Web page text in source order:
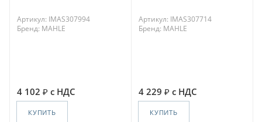
Артикул: IMAS307994
Бренд: MAHLE
4 102 с НДС
КУПИТЬ
Артикул: IMAS307714
Бренд: MAHLE
4 229 с НДС
КУПИТЬ